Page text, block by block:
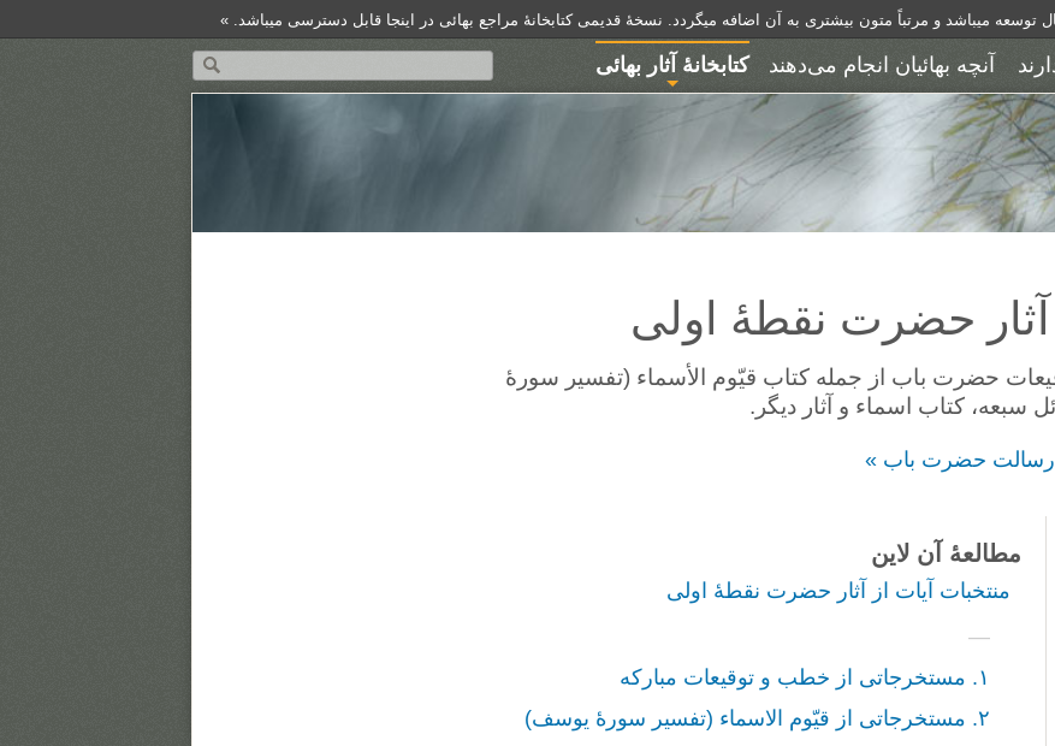
توسعه میباشد و مرتباً متون بیشتری به آن اضافه میگردد. نسخۀ قدیمی کتابخانهٔ مراجع بهائی در اینجا قابل دسترسی میباشد. »
آثار حضرت نقطهٔ اولى
حضرت باب از جمله کتاب قیّوم ‌الأسماء (تفسیر سورهٔ
سبعه، کتاب اسماء و آثار دیگر.
و رسالت حضرت باب »
مطالعۀ آن لاین
منتخبات آيات از آثار حضرت نقطۀ اولی
۱. مستخرجاتى از خطب و توقيعات مبارکه
۲. مستخرجاتی از قيّوم الاسماء (تفسير سورۀ يوسف)
آنچه بهائیان انجام می‌دهند کتابخانهٔ آثار بهائی